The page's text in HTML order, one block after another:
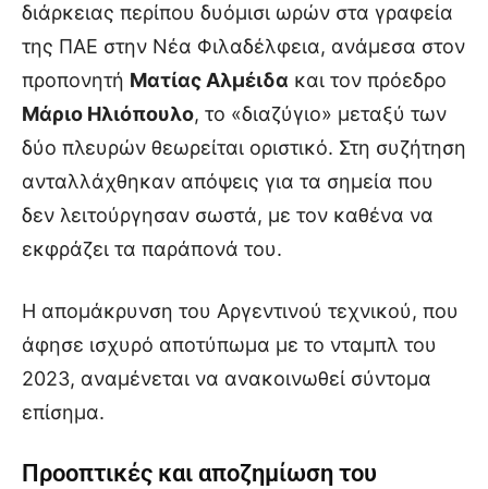
διάρκειας περίπου δυόμισι ωρών στα γραφεία
της ΠΑΕ στην Νέα Φιλαδέλφεια, ανάμεσα στον
προπονητή Ματίας Αλμέιδα και τον πρόεδρο
Μάριο Ηλιόπουλο, το «διαζύγιο» μεταξύ των
δύο πλευρών θεωρείται οριστικό. Στη συζήτηση
ανταλλάχθηκαν απόψεις για τα σημεία που
δεν λειτούργησαν σωστά, με τον καθένα να
εκφράζει τα παράπονά του.
Η απομάκρυνση του Αργεντινού τεχνικού, που
άφησε ισχυρό αποτύπωμα με το νταμπλ του
2023, αναμένεται να ανακοινωθεί σύντομα
επίσημα.
Προοπτικές και αποζημίωση του